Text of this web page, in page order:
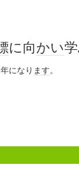
に向かい
になり ます。